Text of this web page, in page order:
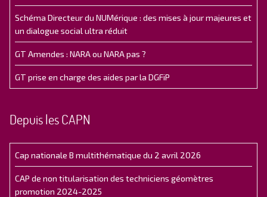
Schéma Directeur du NUMérique : des mises à jour majeures et
un dialogue social ultra réduit
GT Amendes : NARA ou NARA pas ?
GT prise en charge des aides par la DGFiP
Depuis les CAPN
Cap nationale B multithématique du 2 avril 2026
CAP de non titularisation des techniciens géomètres
promotion 2024-2025